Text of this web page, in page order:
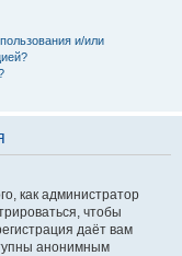
и/или
как администратор
чтобы
даёт вам
анонимным